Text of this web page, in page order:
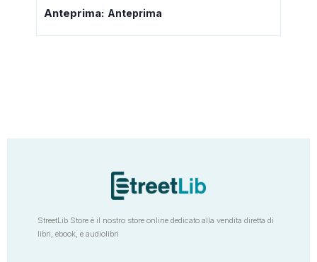
Anteprima: Anteprima
StreetLib Store è il nostro store online dedicato alla vendita diretta di
libri, ebook, e audiolibri